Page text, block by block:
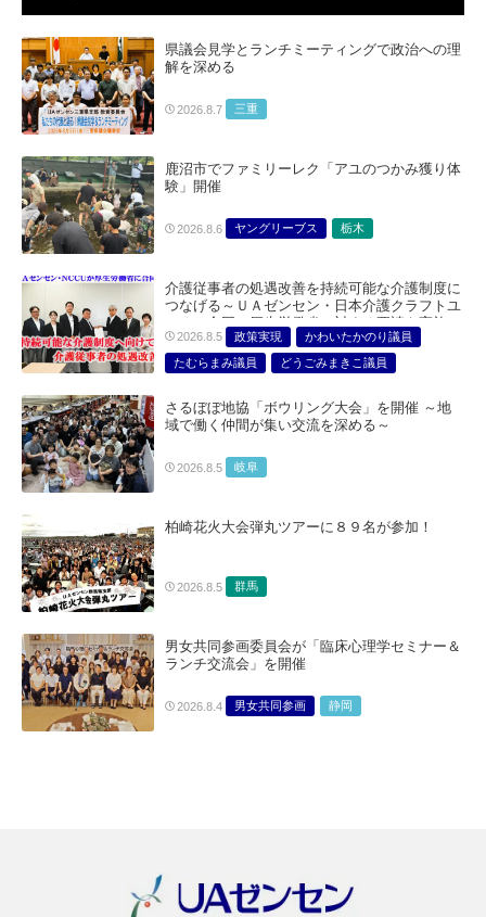
県議会見学とランチミーティングで政治への理
解を深める
2026.8.7 三重
鹿沼市でファミリーレク「アユのつかみ獲り体
験」開催
2026.8.6 ヤングリーブス 栃木
介護従事者の処遇改善を持続可能な介護制度に
つなげる～ＵＡゼンセン・日本介護クラフトユ
ニオン合同で厚生労働省に対する要請を実施～
2026.8.5 政策実現
かわいたかのり議員
たむらまみ議員
どうごみまきこ議員
さるぼぼ地協「ボウリング大会」を開催 ～地
域で働く仲間が集い交流を深める～
2026.8.5 岐阜
柏崎花火大会弾丸ツアーに８９名が参加！
2026.8.5 群馬
男女共同参画委員会が「臨床心理学セミナー＆
ランチ交流会」を開催
2026.8.4 男女共同参画 静岡